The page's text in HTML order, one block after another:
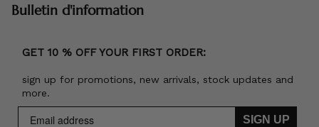
Bulletin d'information
GET 10 % OFF YOUR FIRST ORDER:
sign up for promotions, new arrivals, stock updates and
more.
SIGN UP